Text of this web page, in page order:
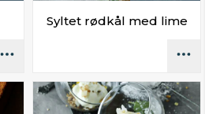
Syltet rødkål med lime